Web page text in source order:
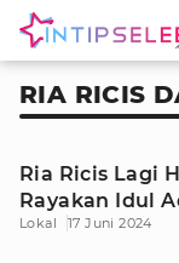
RIA RICIS
Ria Ricis Lagi
Rayakan Idul
Lokal 17 Juni 2024